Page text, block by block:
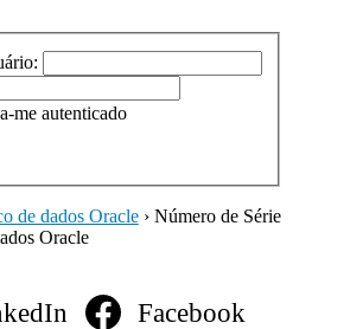
me autenticado
de dados Oracle › Número de Série
Oracle
Facebook